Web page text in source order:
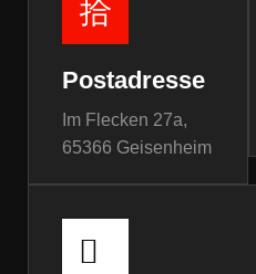
Postadresse
Im Flecken 27a,
65366 Geisenheim